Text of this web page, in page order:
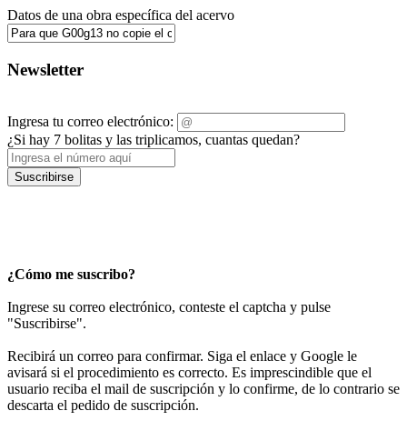
Datos de una obra específica del acervo
Newsletter
Ingresa tu correo electrónico:
¿Si hay 7 bolitas y las triplicamos, cuantas quedan?
Suscribirse
¿Cómo me suscribo?
Ingrese su correo electrónico, conteste el captcha y pulse
"Suscribirse".
Recibirá un correo para confirmar. Siga el enlace y Google le
avisará si el procedimiento es correcto. Es imprescindible que el
usuario reciba el mail de suscripción y lo confirme, de lo contrario se
descarta el pedido de suscripción.